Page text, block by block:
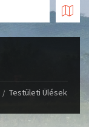
Testületi Ülések